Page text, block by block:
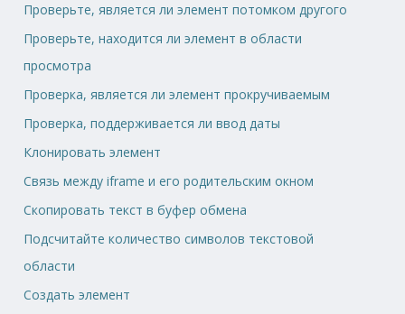
Проверьте, является ли элемент потомком другого
Проверьте, находится ли элемент в области
просмотра
Проверка, является ли элемент прокручиваемым
Проверка, поддерживается ли ввод даты
Клонировать элемент
Связь между iframe и его родительским окном
Скопировать текст в буфер обмена
Подсчитайте количество символов текстовой
области
Создать элемент